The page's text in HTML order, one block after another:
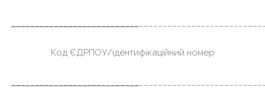
Код ЄДРПОУ/ідентифікаційний номер